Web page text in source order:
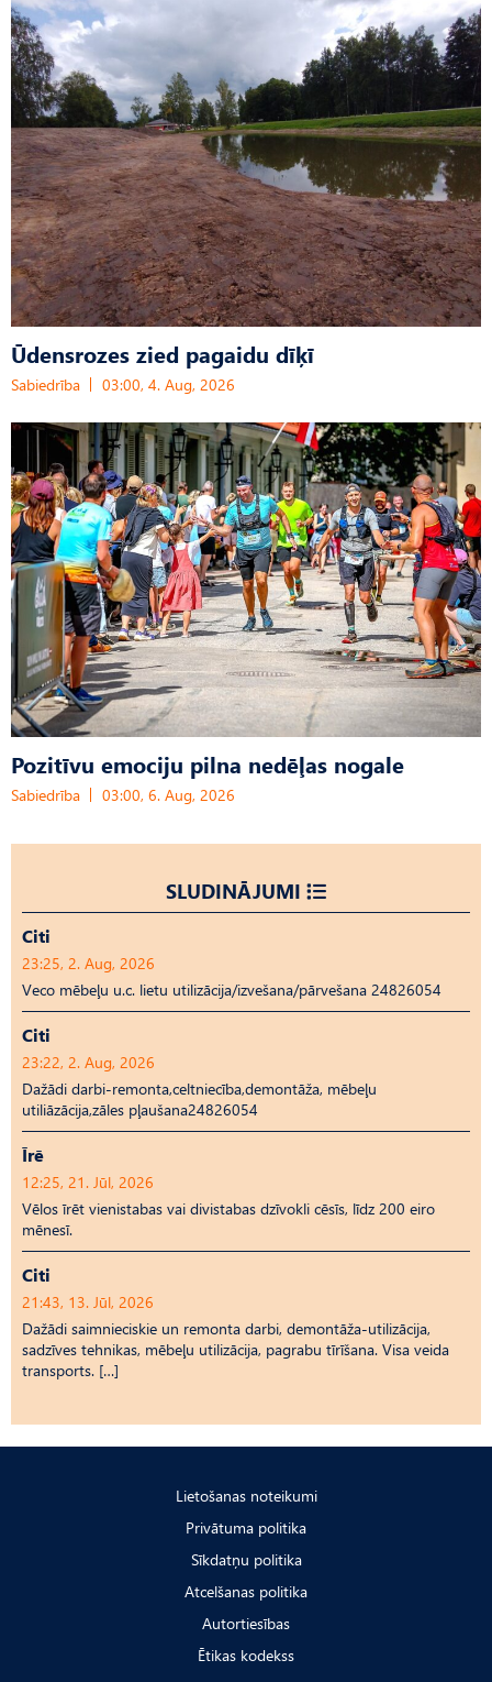
Ūdensrozes zied pagaidu dīķī
Sabiedrība 03:00, 4. Aug, 2026
Pozitīvu emociju pilna nedēļas nogale
Sabiedrība 03:00, 6. Aug, 2026
SLUDINĀJUMI
Citi
23:25, 2. Aug, 2026
Veco mēbeļu u.c. lietu utilizācija/izvešana/pārvešana 24826054
Citi
23:22, 2. Aug, 2026
Dažādi darbi-remonta,celtniecība,demontāža, mēbeļu
utiliāzācija,zāles pļaušana24826054
Īrē
12:25, 21. Jūl, 2026
Vēlos īrēt vienistabas vai divistabas dzīvokli cēsīs, līdz 200 eiro
mēnesī.
Citi
21:43, 13. Jūl, 2026
Dažādi saimnieciskie un remonta darbi, demontāža-utilizācija,
sadzīves tehnikas, mēbeļu utilizācija, pagrabu tīrīšana. Visa veida
transports. […]
Lietošanas noteikumi
Privātuma politika
Sīkdatņu politika
Atcelšanas politika
Autortiesības
Ētikas kodekss